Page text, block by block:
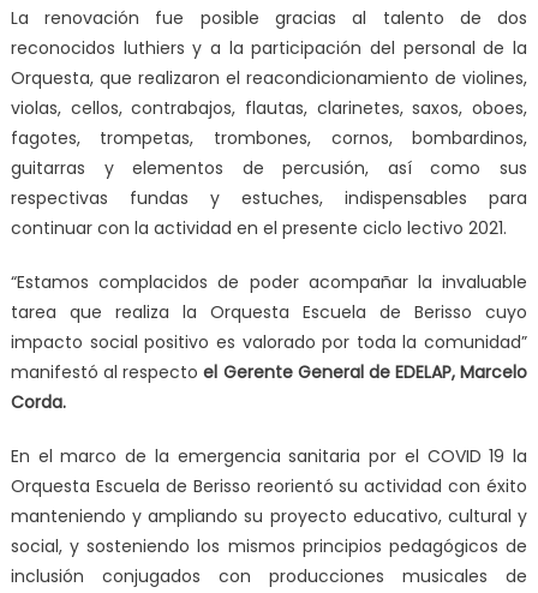
La renovación fue posible gracias al talento de dos
reconocidos luthiers y a la participación del personal de la
Orquesta, que realizaron el reacondicionamiento de violines,
violas, cellos, contrabajos, flautas, clarinetes, saxos, oboes,
fagotes, trompetas, trombones, cornos, bombardinos,
guitarras y elementos de percusión, así como sus
respectivas fundas y estuches, indispensables para
continuar con la actividad en el presente ciclo lectivo 2021.
“Estamos complacidos de poder acompañar la invaluable
tarea que realiza la Orquesta Escuela de Berisso cuyo
impacto social positivo es valorado por toda la comunidad”
manifestó al respectoel Gerente General de EDELAP, Marcelo
Corda.
En el marco de la emergencia sanitaria por el COVID 19 la
Orquesta Escuela de Berisso reorientó su actividad con éxito
manteniendo y ampliando su proyecto educativo, cultural y
social, y sosteniendo los mismos principios pedagógicos de
inclusión conjugados con producciones musicales de